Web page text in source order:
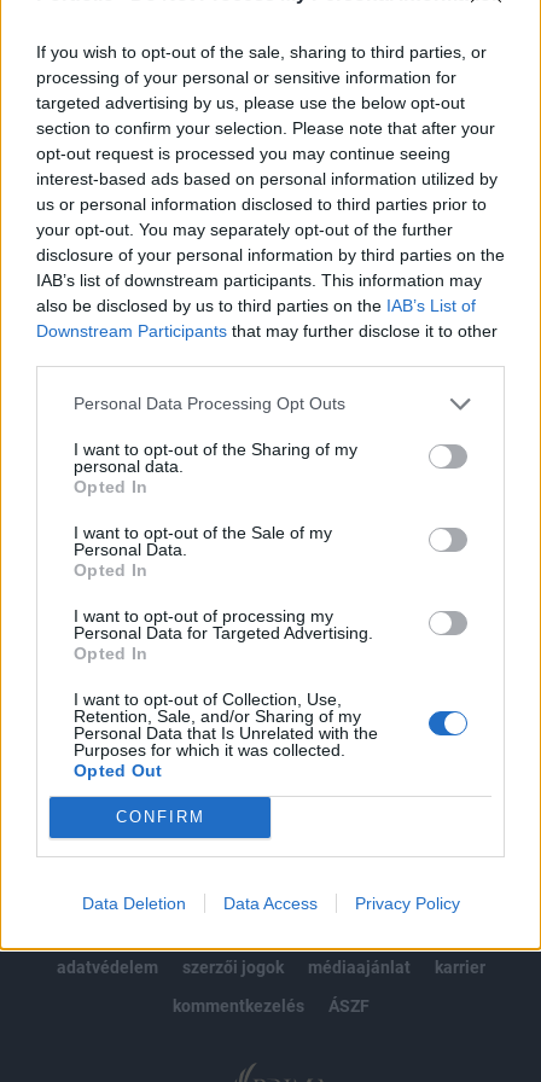
If you wish to opt-out of the sale, sharing to third parties, or
processing of your personal or sensitive information for
targeted advertising by us, please use the below opt-out
section to confirm your selection. Please note that after your
opt-out request is processed you may continue seeing
interest-based ads based on personal information utilized by
us or personal information disclosed to third parties prior to
your opt-out. You may separately opt-out of the further
disclosure of your personal information by third parties on the
IAB’s list of downstream participants. This information may
also be disclosed by us to third parties on the IAB’s List of
Downstream Participants that may further disclose it to other
Personal Data Processing Opt Outs
I want to opt-out of the Sharing of my
personal data.
Opted In
I want to opt-out of the Sale of my
Personal Data.
Opted In
I want to opt-out of processing my
Personal Data for Targeted Advertising.
Opted In
I want to opt-out of Collection, Use,
Retention, Sale, and/or Sharing of my
Personal Data that Is Unrelated with the
Purposes for which it was collected.
Opted Out
CONFIRM
Data Deletion Data Access Privacy Policy
Oroszországgal szemben - írta meg az Ukrinform.
Volodimir Zelenszkij ukrán elnök új, Oroszország elleni
különleges műveleteket engedélyezett az ukrán
titkosszolgálatoknak és a fegyveres erőknek. Zelenszkij az
újabb orosz támadássorozatra reagálva hozta meg
döntését. Az ukrán államfő már május 14-én utasította a
hírszerzést a lehetséges válaszlépések kidolgozására. Ez a
parancs egy intenzív, kétnapos orosz támadásra...
KEDVES OLVASÓNK!
Az előfizetés a következőket tartalmazza:
Portfolio.hu teljes cikkarchívum
Kötéslisták: BÉT elmúlt 2 év napon belüli
kötéslistái
Előfizetés
MÁR ELŐFIZETŐNK VAGY?BEJELENTKEZÉS
adatvédelem
szerzői jogok médiaajánlat
karrier
kommentkezelés
ÁSZF